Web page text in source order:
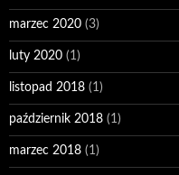
marzec 2020 (3)
luty 2020 (1)
listopad 2018 (1)
październik 2018 (1)
marzec 2018 (1)